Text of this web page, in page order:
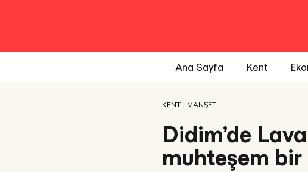
Ana Sayfa Kent
KENT · MANŞET
Didim’de
muhteşem